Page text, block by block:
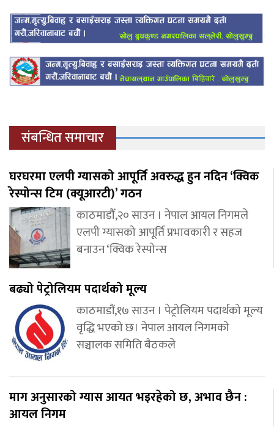
संबन्धित समाचार
घरघरमा एलपी ग्यासको आपूर्ति अवरुद्ध हुन नदिन ‘क्विक
रेस्पोन्स टिम (क्यूआरटी)’ गठन
काठमाडौँ,२० साउन । नेपाल आयल निगमले
एलपी ग्यासको आपूर्ति प्रभावकारी र सहज
बनाउन ‘क्विक रेस्पोन्स
बढ्यो पेट्रोलियम पदार्थको मूल्य
काठमाडौं,१७ साउन । पेट्रोलियम पदार्थको मूल्य
वृद्धि भएको छ। नेपाल आयल निगमको
सञ्चालक समिति बैठकले
माग अनुसारको ग्यास आयत भइरहेको छ, अभाव छैन :
आयल निगम